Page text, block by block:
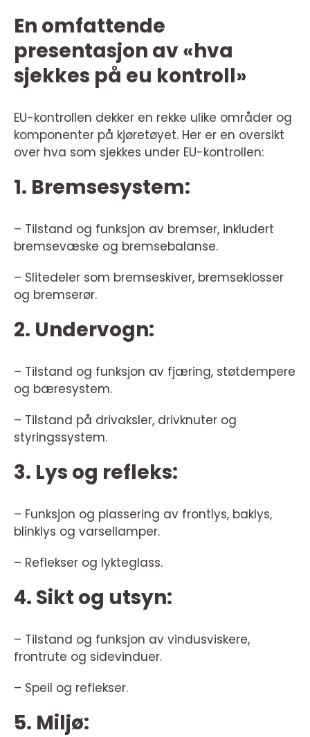
En omfattende
presentasjon av «hva
sjekkes på eu kontroll»
EU-kontrollen dekker en rekke ulike områder og
komponenter på kjøretøyet. Her er en oversikt
over hva som sjekkes under EU-kontrollen:
1. Bremsesystem:
– Tilstand og funksjon av bremser, inkludert
bremsevæske og bremsebalanse.
– Slitedeler som bremseskiver, bremseklosser
og bremserør.
2. Undervogn:
– Tilstand og funksjon av fjæring, støtdempere
og bæresystem.
– Tilstand på drivaksler, drivknuter og
styringssystem.
3. Lys og refleks:
– Funksjon og plassering av frontlys, baklys,
blinklys og varsellamper.
– Reflekser og lykteglass.
4. Sikt og utsyn:
– Tilstand og funksjon av vindusviskere,
frontrute og sidevinduer.
– Speil og reflekser.
5. Miljø: